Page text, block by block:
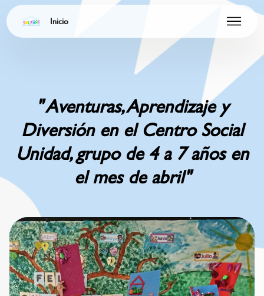
Inicio
" Aventuras, Aprendizaje y
Diversión en el Centro Social
Unidad, grupo de 4 a 7 años en
el mes de abril"